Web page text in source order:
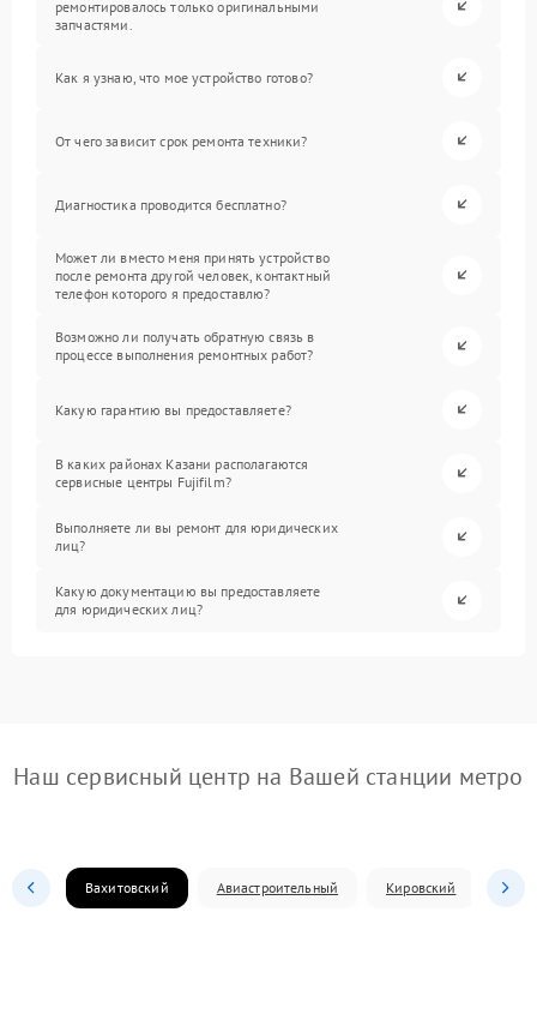
ремонтировалось только оригинальными
запчастями.
Как я узнаю, что мое устройство готово?
От чего зависит срок ремонта техники?
Диагностика проводится бесплатно?
Может ли вместо меня принять устройство
после ремонта другой человек, контактный
телефон которого я предоставлю?
Возможно ли получать обратную связь в
процессе выполнения ремонтных работ?
Какую гарантию вы предоставляете?
В каких районах Казани располагаются
сервисные центры Fujifilm?
Выполняете ли вы ремонт для юридических
лиц?
Какую документацию вы предоставляете
для юридических лиц?
Наш сервисный центр на Вашей станции метро
Вахитовский Авиастроительный Кировский